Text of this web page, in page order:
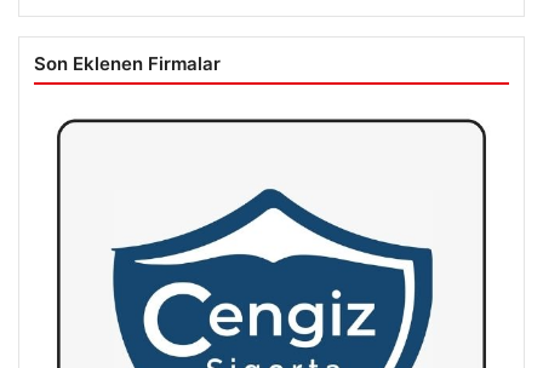
Son Eklenen Firmalar